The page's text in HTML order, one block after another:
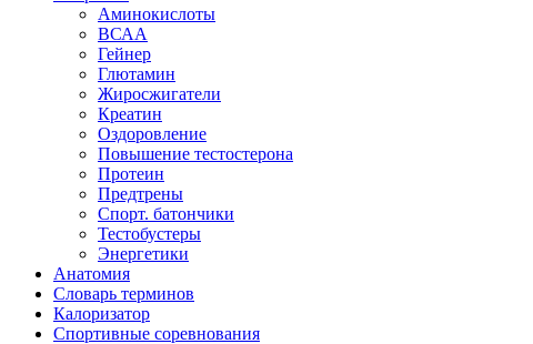
Аминокислоты
ВСАА
Гейнер
Глютамин
Жиросжигатели
Креатин
Оздоровление
Повышение тестостерона
Протеин
Предтрены
Спорт. батончики
Тестобустеры
Энергетики
Анатомия
Словарь терминов
Калоризатор
Спортивные соревнования